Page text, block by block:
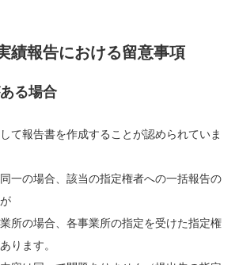
績報告における留意事項
る場合
て報告書を作成することが認められていま
一の場合、該当の指定権者への一括報告の
所の場合、各事業所の指定を受けた指定権
ります。